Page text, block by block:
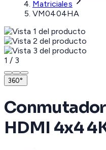
Matriciales
VM0404HA
1 / 3
360°
HDMI 4x4